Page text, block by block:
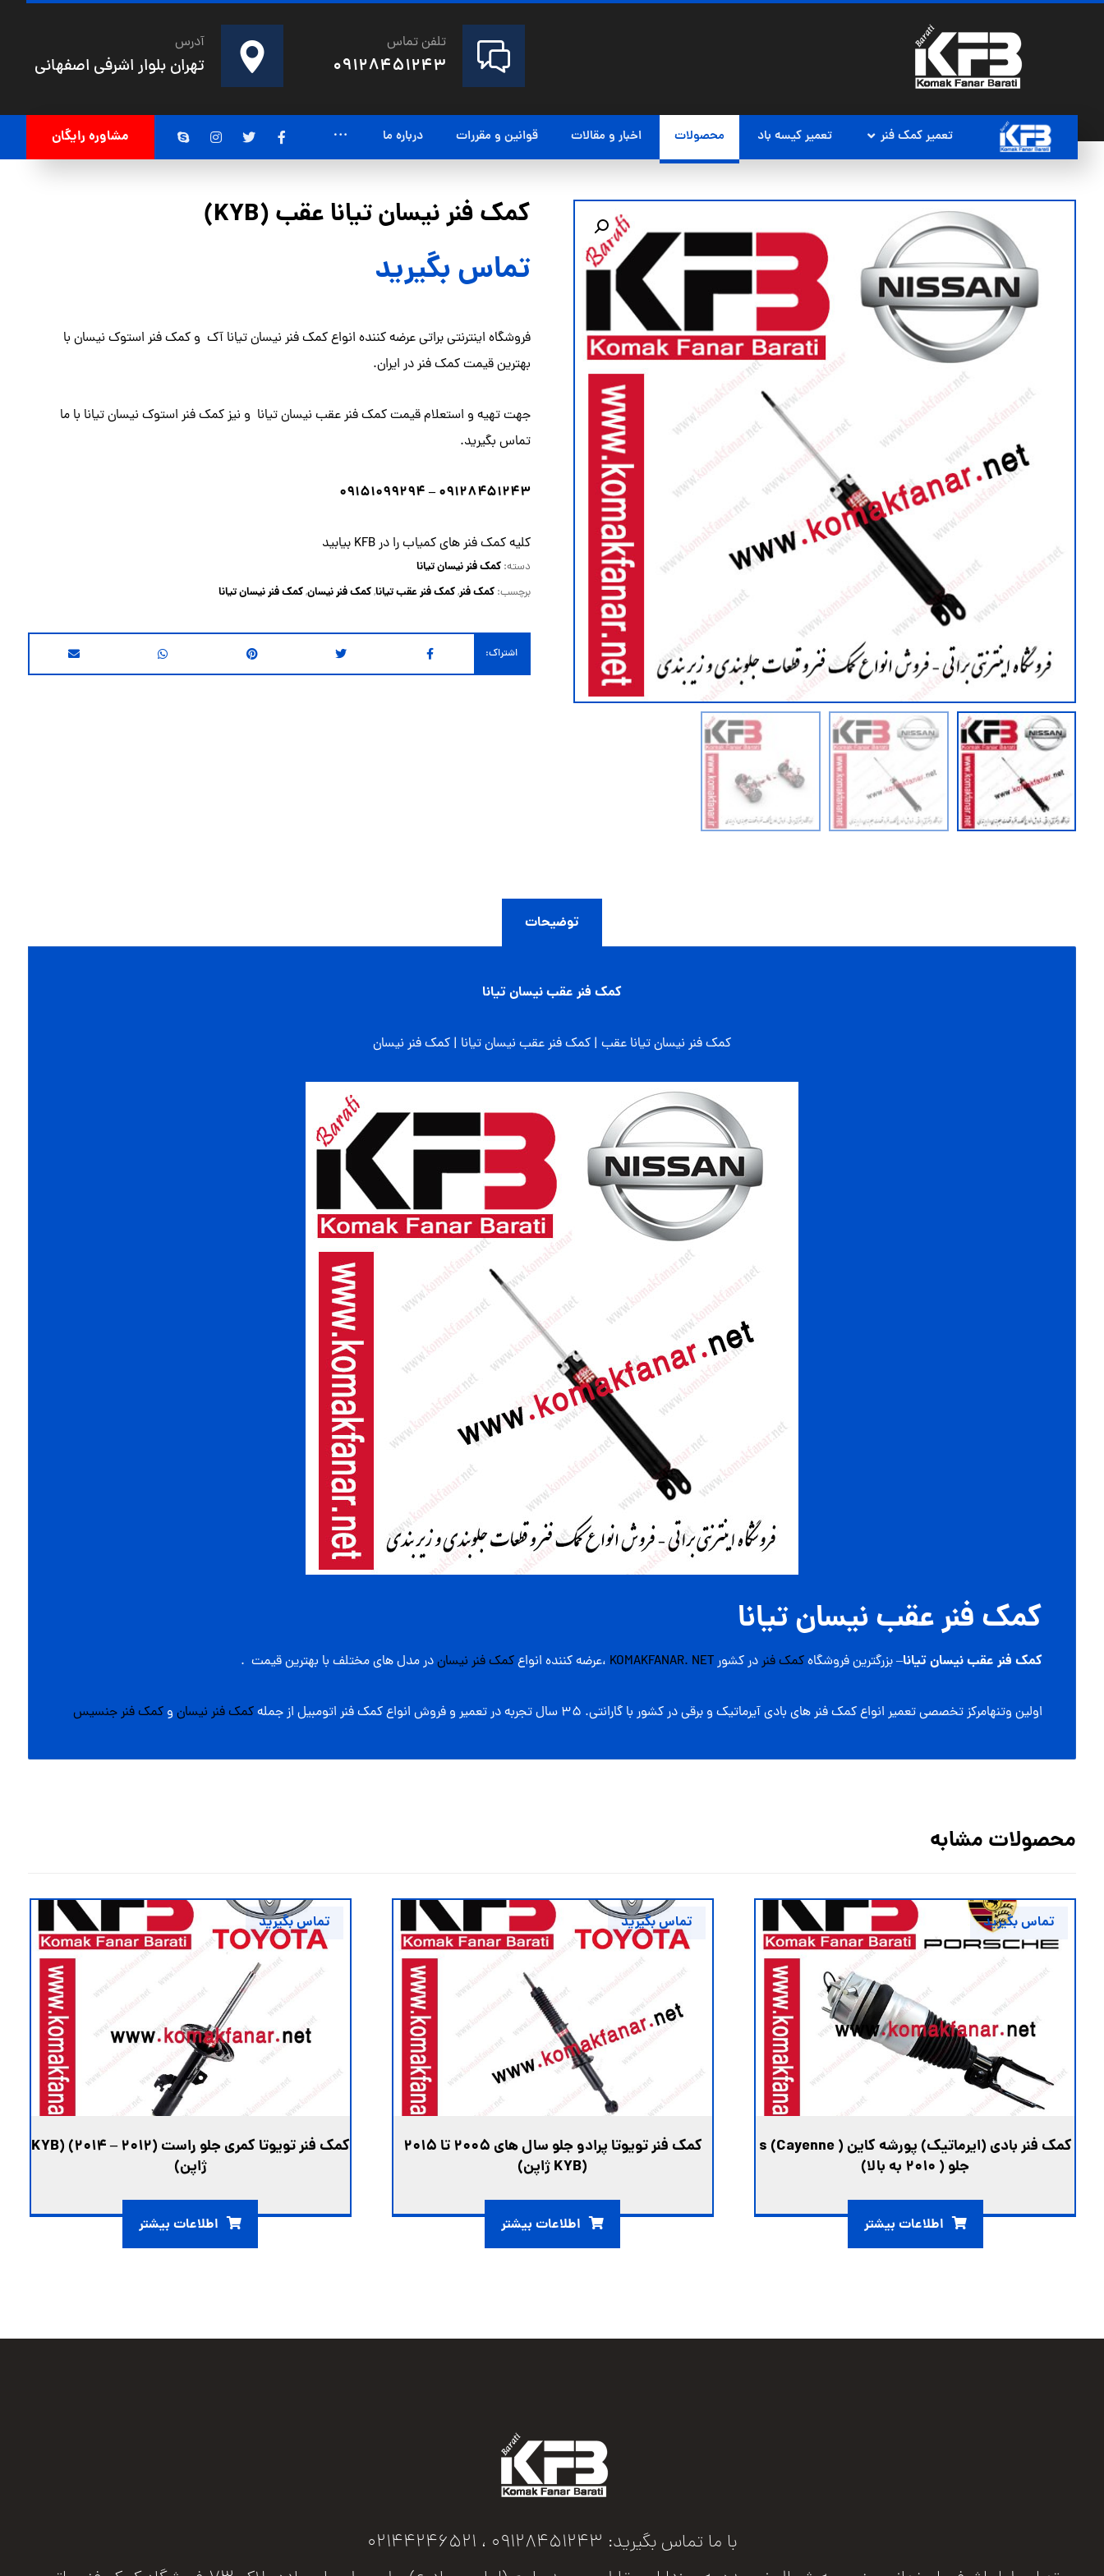
آدرس
تهران بلوار اشرفی اصفهانی
تلفن تماس
09128451243
تعمیر کمک فنر تعمیر کیسه باد محصولات اخبار و مقالات قوانین و مقررات درباره ما مشاوره رایگان
کمک فنر نیسان تیانا عقب (KYB)
تماس بگیرید
فروشگاه اینترنتی براتی عرضه کننده انواعکمک فنر نیسان تیانا آک و کمک فنر استوک نیسانبا
بهترین قیمت کمک فنر در ایران.
جهت تهیه و استعلام قیمت کمک فنر عقب نیسان تیانا و نیز کمک فنر استوک نیسان تیانا با ما
تماسبگیرید.
۰۹۱۲۸۴۵۱۲۴۳ – ۰۹۱۵۱۰۹۹۲۹۴
کلیه کمک فنر های کمیاب را در KFB بیابید
دسته: کمک فنر نیسان تیانا
برچسب: کمک فنر,کمک فنر عقب تیانا,کمک فنر نیسان,کمک فنر نیسان تیانا
توضیحات
کمک فنر عقب نیسان تیانا
کمک فنر نیسان تیانا عقب | کمک فنر عقب نیسان تیانا | کمک فنر نیسان
کمک فنر عقب نیسان تیانا
کمک فنر عقب نیسان تیانا– بزرگترین فروشگاهکمک فنردر کشورKOMAKFANAR. NET ،عرضه کننده انواعکمک فنر نیساندر مدل های مختلف با بهترین قیمت .
اولین وتنهامرکز تخصصی تعمیر انواع کمک فنر های بادی آیرماتیک و برقی در کشور با گارانتی. 35 سال تجربه در تعمیر و فروش انواع کمک فنر اتومبیل از جمله کمک فنر نیسانو کمک فنر جنسیس
محصولات مشابه
کمک فنر بادی (ایرماتیک) پورشه کاین s (Cayenne )
جلو ( 2010 به بالا)
تماس بگیرید
اطلاعات بیشتر
کمک فنر تویوتا پرادو جلو سال های 2005 تا 2015
(KYB ژاپن)
تماس بگیرید
اطلاعات بیشتر
کمک فنر تویوتا کمری جلو راست (2012 – 2014) (KYB
ژاپن)
تماس بگیرید
اطلاعات بیشتر
با ما تماس بگیرید: 09128451243 ، 02144246521